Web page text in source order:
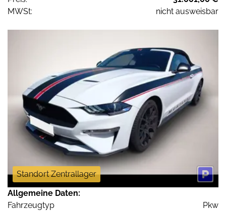
MWSt:
nicht ausweisbar
Standort Zentrallager
Allgemeine Daten:
Fahrzeugtyp
Pkw